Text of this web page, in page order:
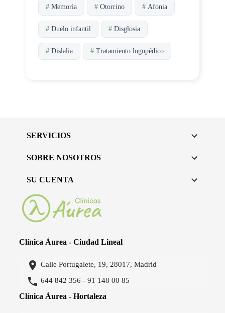
# Memoria # Otorrino # Afonia
# Duelo infantil # Disglosia
# Dislalia # Tratamiento logopédico
SERVICIOS 
SOBRE NOSOTROS 
SU CUENTA 
Clínica Áurea - Ciudad Lineal
 Calle Portugalete, 19, 28017, Madrid
 644 842 356 -91 148 00 85
Clínica Áurea - Hortaleza